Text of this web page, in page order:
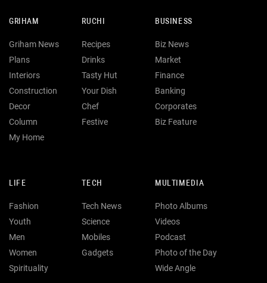
GRIHAM
Griham News
Plans
Interiors
Construction
Decor
Column
My Home
RUCHI
Recipes
Drinks
Tasty Hut
Your Dish
Chef
Festive
BUSINESS
Biz News
Market
Finance
Banking
Corporates
Biz Feature
LIFE
Fashion
Youth
Men
Women
Spirituality
TECH
Tech News
Science
Mobiles
Gadgets
MULTIMEDIA
Photo Albums
Videos
Podcast
Photo of the Day
Wide Angle